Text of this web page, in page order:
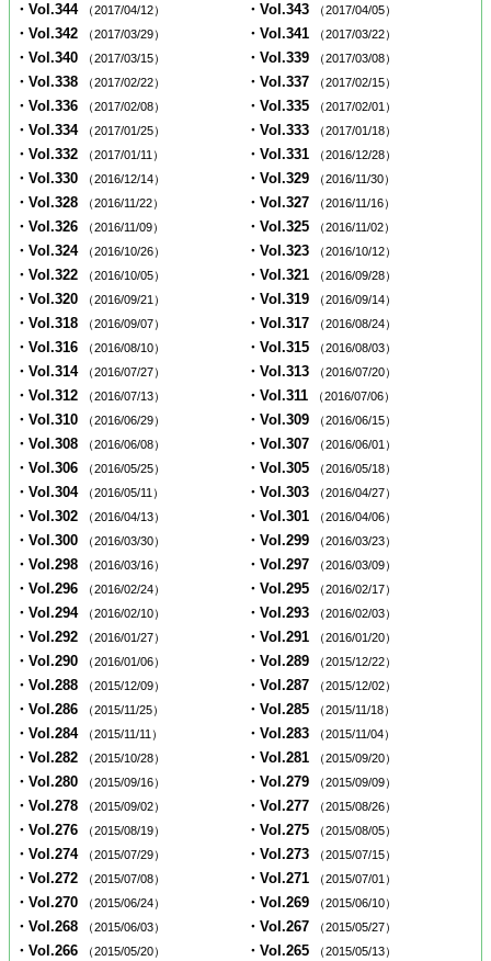
・Vol.344 （2017/04/12） ・Vol.343 （2017/04/05）
・Vol.342 （2017/03/29） ・Vol.341 （2017/03/22）
・Vol.340 （2017/03/15） ・Vol.339 （2017/03/08）
・Vol.338 （2017/02/22） ・Vol.337 （2017/02/15）
・Vol.336 （2017/02/08） ・Vol.335 （2017/02/01）
・Vol.334 （2017/01/25） ・Vol.333 （2017/01/18）
・Vol.332 （2017/01/11） ・Vol.331 （2016/12/28）
・Vol.330 （2016/12/14） ・Vol.329 （2016/11/30）
・Vol.328 （2016/11/22） ・Vol.327 （2016/11/16）
・Vol.326 （2016/11/09） ・Vol.325 （2016/11/02）
・Vol.324 （2016/10/26） ・Vol.323 （2016/10/12）
・Vol.322 （2016/10/05） ・Vol.321 （2016/09/28）
・Vol.320 （2016/09/21） ・Vol.319 （2016/09/14）
・Vol.318 （2016/09/07） ・Vol.317 （2016/08/24）
・Vol.316 （2016/08/10） ・Vol.315 （2016/08/03）
・Vol.314 （2016/07/27） ・Vol.313 （2016/07/20）
・Vol.312 （2016/07/13） ・Vol.311 （2016/07/06）
・Vol.310 （2016/06/29） ・Vol.309 （2016/06/15）
・Vol.308 （2016/06/08） ・Vol.307 （2016/06/01）
・Vol.306 （2016/05/25） ・Vol.305 （2016/05/18）
・Vol.304 （2016/05/11） ・Vol.303 （2016/04/27）
・Vol.302 （2016/04/13） ・Vol.301 （2016/04/06）
・Vol.300 （2016/03/30） ・Vol.299 （2016/03/23）
・Vol.298 （2016/03/16） ・Vol.297 （2016/03/09）
・Vol.296 （2016/02/24） ・Vol.295 （2016/02/17）
・Vol.294 （2016/02/10） ・Vol.293 （2016/02/03）
・Vol.292 （2016/01/27） ・Vol.291 （2016/01/20）
・Vol.290 （2016/01/06） ・Vol.289 （2015/12/22）
・Vol.288 （2015/12/09） ・Vol.287 （2015/12/02）
・Vol.286 （2015/11/25） ・Vol.285 （2015/11/18）
・Vol.284 （2015/11/11） ・Vol.283 （2015/11/04）
・Vol.282 （2015/10/28） ・Vol.281 （2015/09/20）
・Vol.280 （2015/09/16） ・Vol.279 （2015/09/09）
・Vol.278 （2015/09/02） ・Vol.277 （2015/08/26）
・Vol.276 （2015/08/19） ・Vol.275 （2015/08/05）
・Vol.274 （2015/07/29） ・Vol.273 （2015/07/15）
・Vol.272 （2015/07/08） ・Vol.271 （2015/07/01）
・Vol.270 （2015/06/24） ・Vol.269 （2015/06/10）
・Vol.268 （2015/06/03） ・Vol.267 （2015/05/27）
・Vol.266 （2015/05/20） ・Vol.265 （2015/05/13）